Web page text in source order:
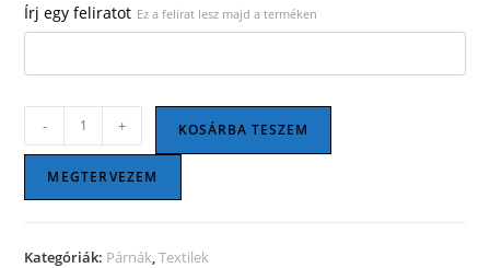
Írj egy feliratot Ez a felirat lesz majd a terméken
Sokszínű
párna
mennyiség
- + KOSÁRBA TESZEM
MEGTERVEZEM
Kategóriák: Párnák,Textilek